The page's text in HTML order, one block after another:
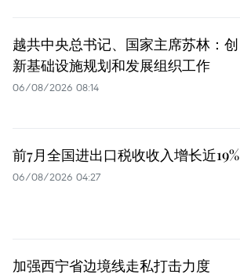
越共中央总书记、国家主席苏林：创
新基础设施规划和发展组织工作
06/08/2026 08:14
前7月全国进出口税收收入增长近19%
06/08/2026 04:27
加强西宁省边境线走私打击力度